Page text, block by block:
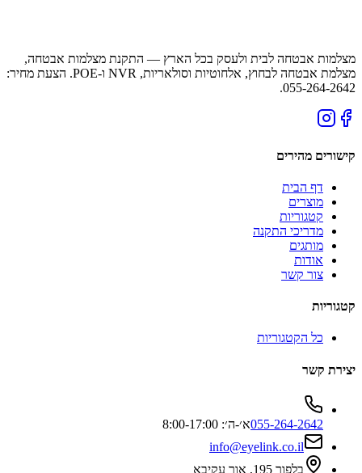
מצלמות אבטחה לבית ולעסק בכל הארץ — התקנת מצלמות אבטחה,
מצלמת אבטחה לבחוץ, אלחוטיות וסולאריות, NVR ו-POE. הצעת מחיר:
055-264-2642.
קישורים מהירים
דף הבית
מוצרים
קטגוריות
מדריכי התקנה
מותגים
אודות
צור קשר
קטגוריות
כל הקטגוריות
יצירת קשר
055-264-2642א׳-ה׳: 8:00-17:00
info@eyelink.co.il
בלפור 195, אור עקיבא